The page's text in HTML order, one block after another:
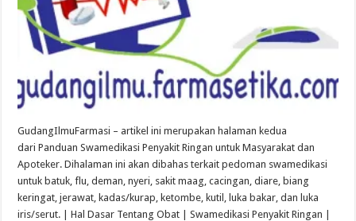
GudangIlmuFarmasi – artikel ini merupakan halaman kedua
dari Panduan Swamedikasi Penyakit Ringan untuk Masyarakat dan
Apoteker. Dihalaman ini akan dibahas terkait pedoman swamedikasi
untuk batuk, flu, deman, nyeri, sakit maag, cacingan, diare, biang
keringat, jerawat, kadas/kurap, ketombe, kutil, luka bakar, dan luka
iris/serut. | Hal Dasar Tentang Obat | Swamedikasi Penyakit Ringan |